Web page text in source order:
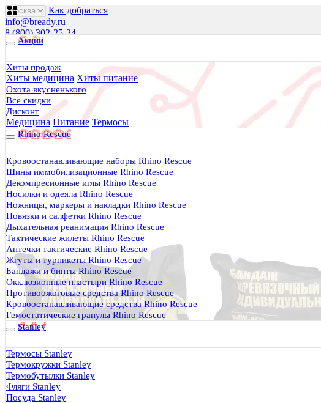
Как добраться
info@bready.ru
8 (800) 302-25-24
Пн 0900- 18
Будь Готов.
Магазин походного снаряжения
все для туризма, охоты, рыбалки
Каталог
Акции
Хиты продаж
Хиты медицина Хиты питание
Охота вкусненького
Все скидки
Дисконт
Медицина Питание Термосы
Rhino Rescue
Кровоостанавливающие наборы Rhino Rescue
Шины иммобилизационные Rhino Rescue
Декомпресионные иглы Rhino Rescue
Носилки и одеяла Rhino Rescue
Ножницы, маркеры и накладки Rhino Rescue
Повязки и салфетки Rhino Rescue
Дыхательная реанимация Rhino Rescue
Тактические жилеты Rhino Rescue
Аптечки тактические Rhino Rescue
Жгуты и турникеты Rhino Rescue
Бандажи и бинты Rhino Rescue
Окклюзионные пластыри Rhino Rescue
Противоожоговые средства Rhino Rescue
Кровоостанавливающие средства Rhino Rescue
Гемостатические гранулы Rhino Rescue
Stanley
Термосы Stanley
Термокружки Stanley
Термобутылки Stanley
Фляги Stanley
Посуда Stanley
0 руб.
0
0
Тактическая медицина
Еда в дорогу
Термосы Stanley
Фильтры для воды
Оплата и доставка
Гарантия и возврат
Оптовикам
Контакты
Будь Готов.
0